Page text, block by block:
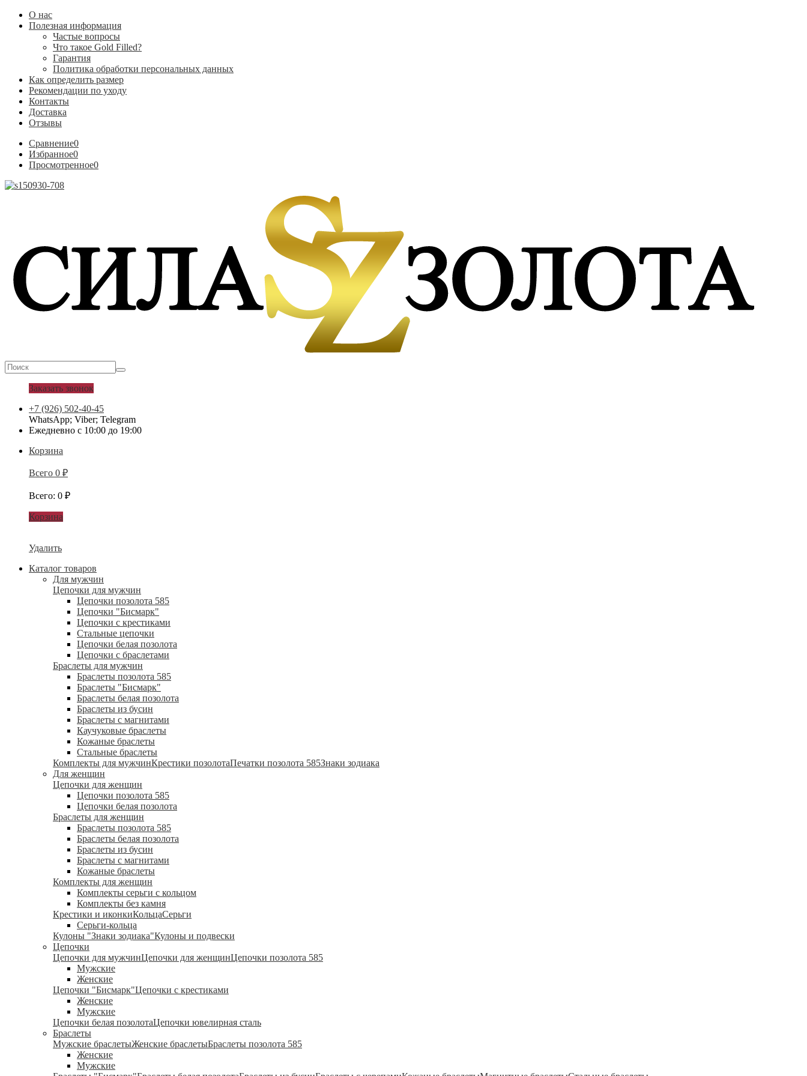
О нас
Полезная информация
Частые вопросы
Что такое Gold Filled?
Гарантия
Политика обработки персональных данных
Как определить размер
Рекомендации по уходу
Контакты
Доставка
Отзывы
Сравнение0
Избранное0
Просмотренное0
Заказать звонок
+7 (926) 502-40-45
WhatsApp; Viber; Telegram
Ежедневно с 10:00 до 19:00
Корзина
Всего 0 ₽
Всего: 0 ₽
Корзина
Удалить
Каталог товаров
Для мужчин
Цепочки для мужчин
Цепочки позолота 585
Цепочки "Бисмарк"
Цепочки с крестиками
Стальные цепочки
Цепочки белая позолота
Цепочки с браслетами
Браслеты для мужчин
Браслеты позолота 585
Браслеты "Бисмарк"
Браслеты белая позолота
Браслеты из бусин
Браслеты с магнитами
Каучуковые браслеты
Кожаные браслеты
Стальные браслеты
Комплекты для мужчинКрестики позолотаПечатки позолота 585Знаки зодиака
Для женщин
Цепочки для женщин
Цепочки позолота 585
Цепочки белая позолота
Браслеты для женщин
Браслеты позолота 585
Браслеты белая позолота
Браслеты из бусин
Браслеты с магнитами
Кожаные браслеты
Комплекты для женщин
Комплекты серьги с кольцом
Комплекты без камня
Крестики и иконкиКольцаСерьги
Серьги-кольца
Кулоны "Знаки зодиака"Кулоны и подвески
Цепочки
Цепочки для мужчинЦепочки для женщинЦепочки позолота 585
Мужские
Женские
Цепочки "Бисмарк"Цепочки с крестиками
Женские
Мужские
Цепочки белая позолотаЦепочки ювелирная сталь
Браслеты
Мужские браслетыЖенские браслетыБраслеты позолота 585
Женские
Мужские